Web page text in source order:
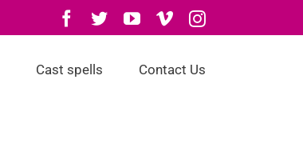
Facebook
TwitterYouTube
VimeoInstagram
Cast spells Contact Us